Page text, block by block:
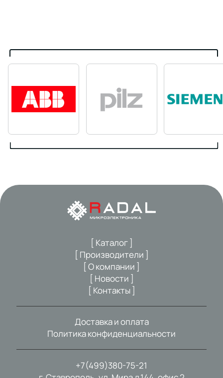
+7(499)380-75-21
[ Каталог ]
[ Производители ]
[ О компании ]
[ Новости ]
[ Контакты ]
Доставка и оплата
Политика конфиденциальности